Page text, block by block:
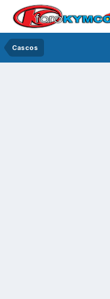
Cascos